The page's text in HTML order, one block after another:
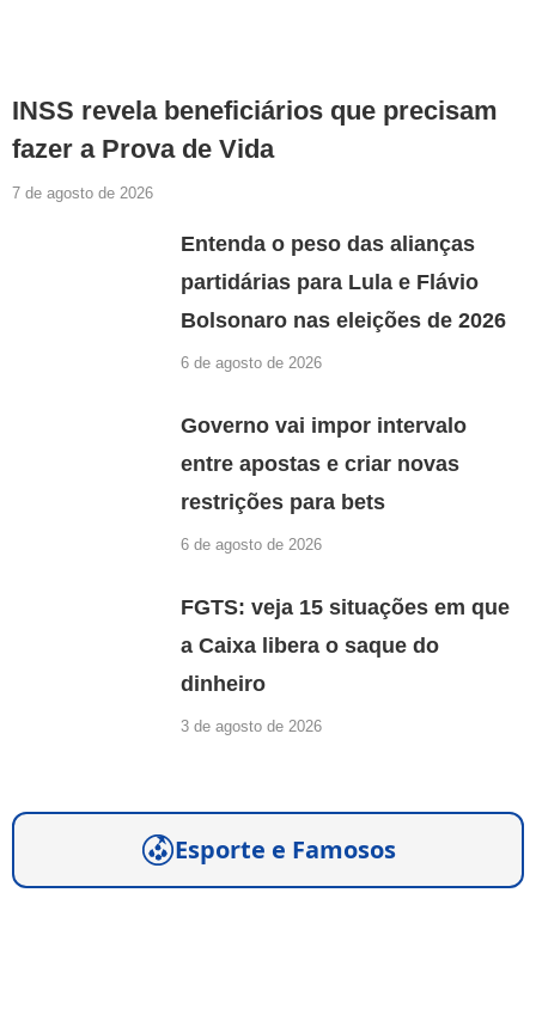
INSS revela beneficiários que precisam
fazer a Prova de Vida
7 de agosto de 2026
Entenda o peso das alianças
partidárias para Lula e Flávio
Bolsonaro nas eleições de 2026
6 de agosto de 2026
Governo vai impor intervalo
entre apostas e criar novas
restrições para bets
6 de agosto de 2026
FGTS: veja 15 situações em que
a Caixa libera o saque do
dinheiro
3 de agosto de 2026
Esporte e Famosos